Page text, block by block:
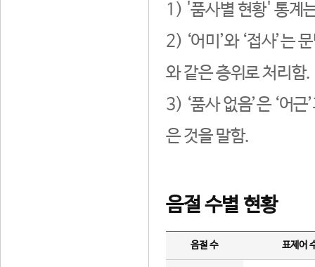
1) '품사별 현황' 통계
2) ‘어미’와 ‘접사’는
와 같은 층위로 처리함.
3) ‘품사 없음’은 ‘어
은 것을 말함.
음절 수별 현황
음절 수 표제어